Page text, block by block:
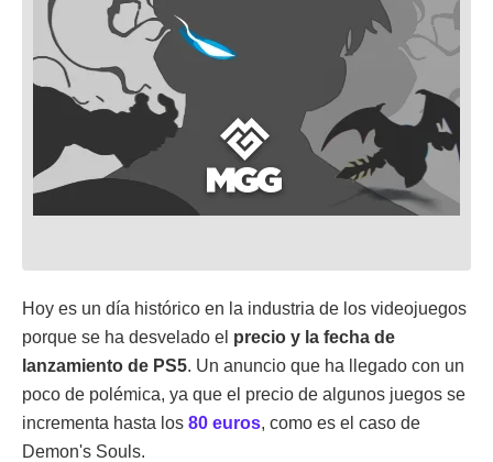
Hoy es un día histórico en la industria de los videojuegos
porque se ha desvelado el precio y la fecha de
lanzamiento de PS5. Un anuncio que ha llegado con un
poco de polémica, ya que el precio de algunos juegos se
incrementa hasta los 80 euros, como es el caso de
Demon's Souls.